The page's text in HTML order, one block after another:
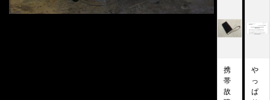
携
帯
故
や
っ
ぱ